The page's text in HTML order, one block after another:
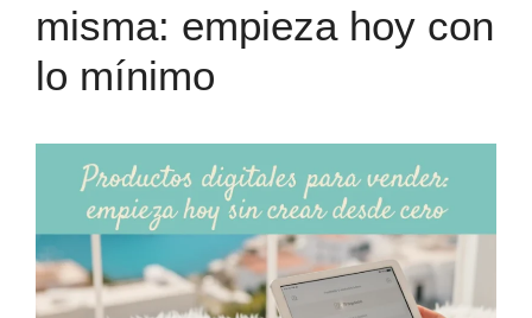
misma: empieza hoy con
lo mínimo